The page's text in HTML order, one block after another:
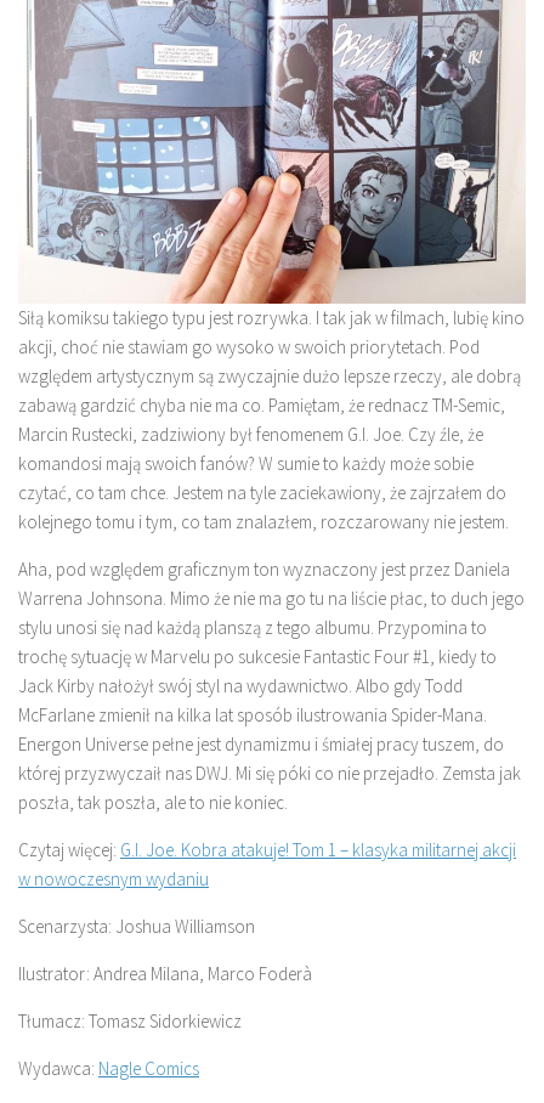
Siłą komiksu takiego typu jest rozrywka. I tak jak w filmach, lubię kino
akcji, choć nie stawiam go wysoko w swoich priorytetach. Pod
względem artystycznym są zwyczajnie dużo lepsze rzeczy, ale dobrą
zabawą gardzić chyba nie ma co. Pamiętam, że rednacz TM-Semic,
Marcin Rustecki, zadziwiony był fenomenem G.I. Joe. Czy źle, że
komandosi mają swoich fanów? W sumie to każdy może sobie
czytać, co tam chce. Jestem na tyle zaciekawiony, że zajrzałem do
kolejnego tomu i tym, co tam znalazłem, rozczarowany nie jestem.
Aha, pod względem graficznym ton wyznaczony jest przez Daniela
Warrena Johnsona. Mimo że nie ma go tu na liście płac, to duch jego
stylu unosi się nad każdą planszą z tego albumu. Przypomina to
trochę sytuację w Marvelu po sukcesie Fantastic Four #1, kiedy to
Jack Kirby nałożył swój styl na wydawnictwo. Albo gdy Todd
McFarlane zmienił na kilka lat sposób ilustrowania Spider-Mana.
Energon Universe pełne jest dynamizmu i śmiałej pracy tuszem, do
której przyzwyczaił nas DWJ. Mi się póki co nie przejadło. Zemsta jak
poszła, tak poszła, ale to nie koniec.
Czytaj więcej: G.I. Joe. Kobra atakuje! Tom 1 – klasyka militarnej akcji
w nowoczesnym wydaniu
Scenarzysta: Joshua Williamson
Ilustrator: Andrea Milana, Marco Foderà
Tłumacz: Tomasz Sidorkiewicz
Wydawca: Nagle Comics